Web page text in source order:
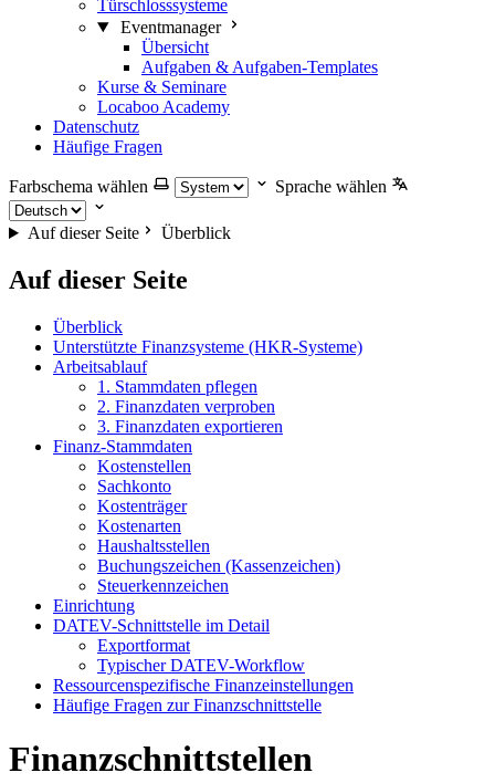
Türschlosssysteme
Eventmanager
Übersicht
Aufgaben & Aufgaben-Templates
Kurse & Seminare
Locaboo Academy
Datenschutz
Häufige Fragen
Farbschema wählen Sprache wählen
Auf dieser Seite Überblick
Auf dieser Seite
Überblick
Unterstützte Finanzsysteme (HKR-Systeme)
Arbeitsablauf
1. Stammdaten pflegen
2. Finanzdaten verproben
3. Finanzdaten exportieren
Finanz-Stammdaten
Kostenstellen
Sachkonto
Kostenträger
Kostenarten
Haushaltsstellen
Buchungszeichen (Kassenzeichen)
Steuerkennzeichen
Einrichtung
DATEV-Schnittstelle im Detail
Exportformat
Typischer DATEV-Workflow
Ressourcenspezifische Finanzeinstellungen
Häufige Fragen zur Finanzschnittstelle
Finanzschnittstellen